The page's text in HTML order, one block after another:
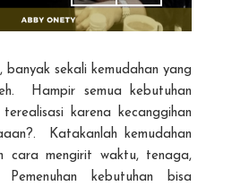
banyak sekali kemudahan yang
Hampir semua kebutuhan
karena kecanggihan
Katakanlah kemudahan
cara mengirit waktu, tenaga,
kebutuhan bisa